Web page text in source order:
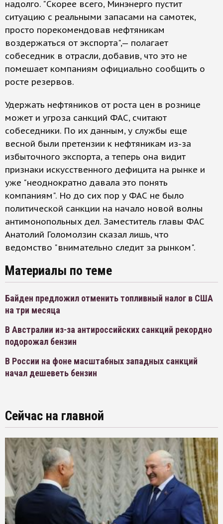
надолго. "Скорее всего, Минэнерго пустит
ситуацию с реальными запасами на самотек,
просто порекомендовав нефтяникам
воздержаться от экспорта",— полагает
собеседник в отрасли, добавив, что это не
помешает компаниям официально сообщить о
росте резервов.
Удержать нефтяников от роста цен в рознице
может и угроза санкций ФАС, считают
собеседники. По их данным, у службы еще
весной были претензии к нефтяникам из-за
избыточного экспорта, а теперь она видит
признаки искусственного дефицита на рынке и
уже "неоднократно давала это понять
компаниям". Но до сих пор у ФАС не было
политической санкции на начало новой волны
антимонопольных дел. Заместитель главы ФАС
Анатолий Голомолзин сказал лишь, что
ведомство "внимательно следит за рынком".
Материалы по теме
Байден предложил отменить топливный налог в США
на три месяца
В Австралии из-за антироссийских санкций рекордно
подорожал бензин
В России на фоне масштабных западных санкций
начал дешеветь бензин
Сейчас на главной